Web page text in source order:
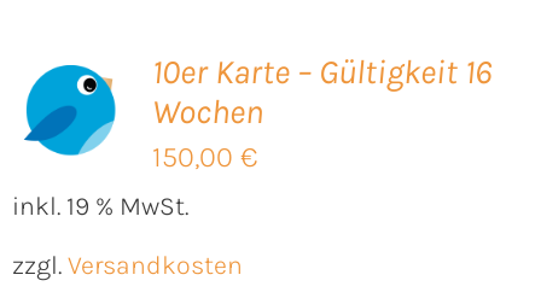
10er Karte – Gültigkeit 16
Wochen
150,00 €
inkl. 19 % MwSt.
zzgl. Versandkosten